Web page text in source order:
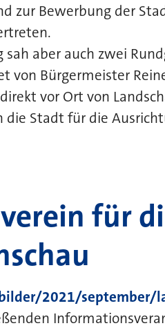
zur Bewerbung der
aber auch zwei
von Bürgermeister
vor Ort von
Stadt für die
für
2021/september/